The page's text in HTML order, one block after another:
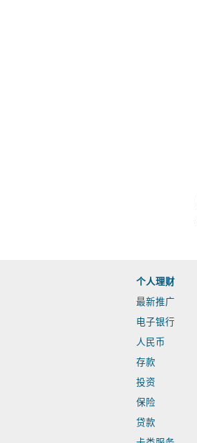
个人理财
最新推广
电子银行
人民币
存款
投资
保险
贷款